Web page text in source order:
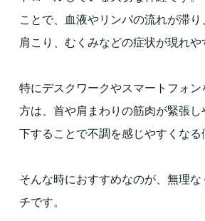
ことで、血液やリンパの流れが滞り
肩こり、むくみなどの症状が現れや
特にデスクワークやスマートフォン
方は、首や肩まわりの筋肉が緊張
下することで不調を感じやすくなる
そんな時におすすめなのが、無理な
チです。